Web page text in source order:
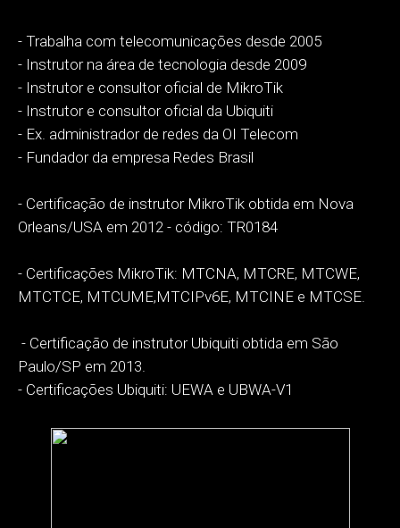
- Trabalha com telecomunicações desde 2005
- Instrutor na área de tecnologia desde 2009
- Instrutor e consultor oficial de MikroTik
- Instrutor e consultor oficial da Ubiquiti
- Ex. administrador de redes da OI Telecom
- Fundador da empresa Redes Brasil
- Certificação de instrutor MikroTik obtida em Nova
Orleans/USA em 2012 - código: TR0184
- Certificações MikroTik: MTCNA, MTCRE, MTCWE,
MTCTCE, MTCUME,MTCIPv6E, MTCINE e MTCSE.
- Certificação de instrutor Ubiquiti obtida em São
Paulo/SP em 2013.
- Certificações Ubiquiti: UEWA e UBWA-V1